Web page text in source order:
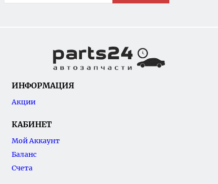
ИНФОРМАЦИЯ
Акции
КАБИНЕТ
Мой Аккаунт
Баланс
Счета